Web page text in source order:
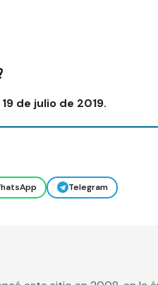
19 de julio de 2019.
Telegram